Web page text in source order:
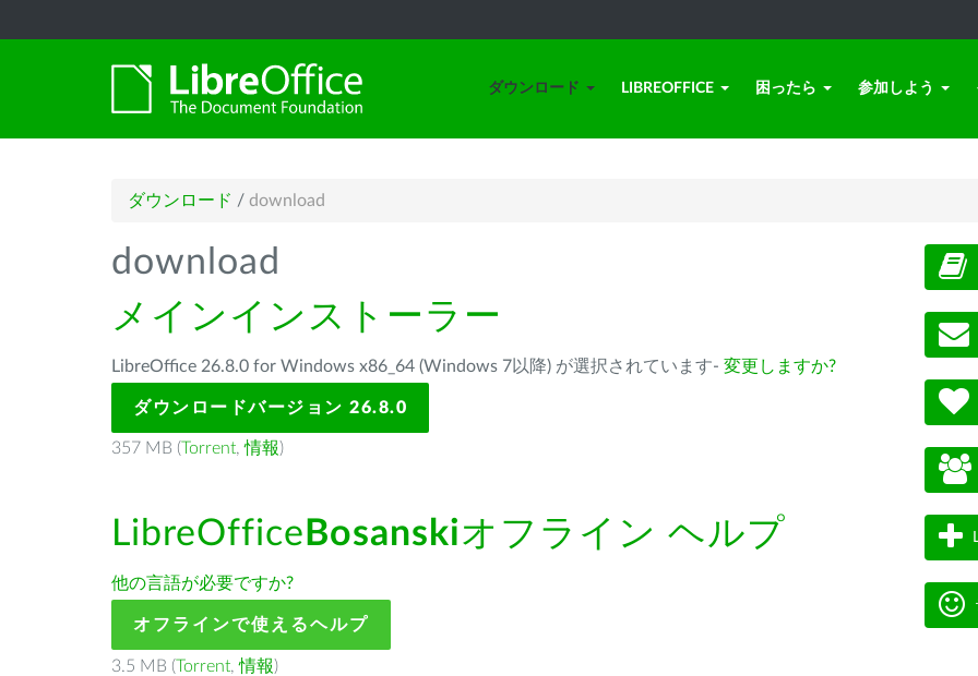
ダウンロード LIBREOFFICE 困ったら 参加しよう
ダウンロード / download
download
メインインストーラー
LibreOffice 26.8.0 for Windows x86_64 (Windows 7以降) が選択されています- 変更しますか?
ダウンロードバージョン 26.8.0
357 MB (Torrent,情報)
LibreOffice Bosanskiオフライン ヘルプ
他の言語が必要ですか?
オフラインで使えるヘルプ
3.5 MB (Torrent,情報)